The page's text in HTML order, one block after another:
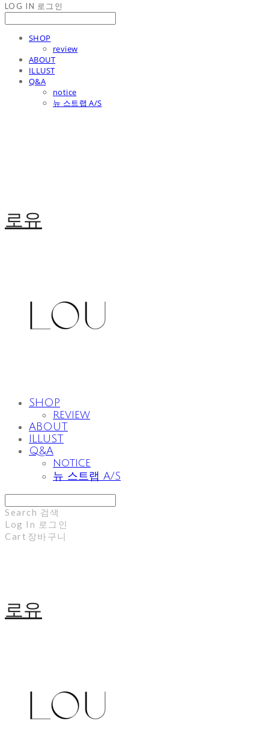
LOG IN 로그인
SHOP
review
ABOUT
ILLUST
Q&A
notice
뉴 스트랩 A/S
로유
SHOP
review
ABOUT
ILLUST
Q&A
notice
뉴 스트랩 A/S
Search 검색
Log In 로그인
Cart 장바구니
로유